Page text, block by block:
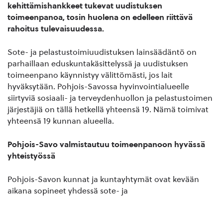
kehittämishankkeet tukevat uudistuksen
toimeenpanoa, tosin huolena on edelleen riittävä
rahoitus tulevaisuudessa.
Sote- ja pelastustoimiuudistuksen lainsäädäntö on
parhaillaan eduskuntakäsittelyssä ja uudistuksen
toimeenpano käynnistyy välittömästi, jos lait
hyväksytään. Pohjois-Savossa hyvinvointialueelle
siirtyviä sosiaali- ja terveydenhuollon ja pelastustoimen
järjestäjiä on tällä hetkellä yhteensä 19. Nämä toimivat
yhteensä 19 kunnan alueella.
Pohjois-Savo valmistautuu toimeenpanoon hyvässä
yhteistyössä
Pohjois-Savon kunnat ja kuntayhtymät ovat kevään
aikana sopineet yhdessä sote- ja